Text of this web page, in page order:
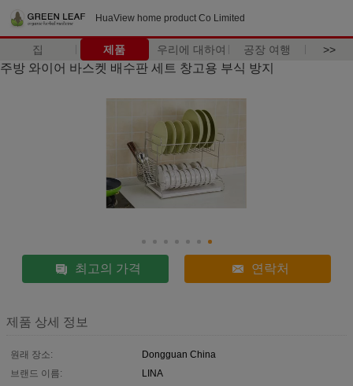
HuaView home product Co Limited
집 제품 우리에 대하여 공장 여행 >>
주방 와이어 바스켓 배수판 세트 창고용 부식 방지
최고의 가격 연락처
제품 상세 정보
원래 장소:
Dongguan China
브랜드 이름:
LINA